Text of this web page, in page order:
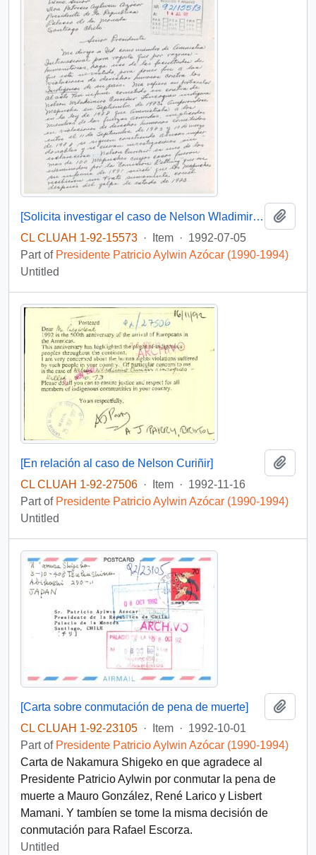
[Solicita investigar el caso de Nelson Wladimiro Curiñir]
CL CLUAH 1-92-15573 · Item · 1992-07-05
Part of Presidente Patricio Aylwin Azócar (1990-1994)
Untitled
[En relación al caso de Nelson Curiñir]
CL CLUAH 1-92-27506 · Item · 1992-11-16
Part of Presidente Patricio Aylwin Azócar (1990-1994)
Untitled
[Carta sobre conmutación de pena de muerte]
CL CLUAH 1-92-23105 · Item · 1992-10-01
Part of Presidente Patricio Aylwin Azócar (1990-1994)
Carta de Nakamura Shigeko en que agradece al
Presidente Patricio Aylwin por conmutar la pena de
muerte a Mauro González, René Larico y Lisbert
Mamani. Y tambíen se tome la misma decisión de
conmutación para Rafael Escorza.
Untitled